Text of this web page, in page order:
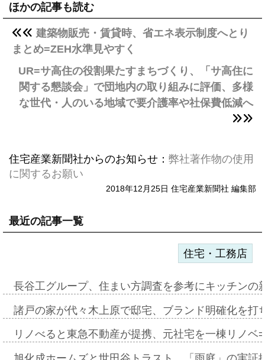
ほかの記事も読む
建築物販売・賃貸時、省エネ表示制度へとり
まとめ=ZEH水準見やすく
UR=サ高住の役割果たすまちづくり、「サ高住に
関する懇談会」で団地内の取り組みに評価、多様
な世代・人のいる地域で要介護率や社保費低減へ
住宅産業新聞社からのお知らせ： 弊社著作物の使用
に関するお願い
2018年12月25日 住宅産業新聞社 編集部
最近の記事一覧
住宅・工務店
長谷工グループ、住まい方調査を参考にキッチン
諸戸の家が代々木上原で邸宅、ブランド明確化を
リノべると東急不動産が提携、元社宅を一棟リノ